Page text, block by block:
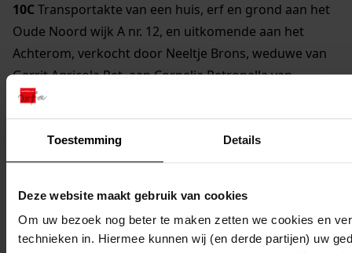
Toestemming Details
Deze website maakt gebruik van cookies
Om uw bezoek nog beter te maken zetten we cookies en
technieken in. Hiermee kunnen wij (en derde partijen) uw
10C Transportakte van een huis, erf en grond aan het
Oude Noord wijk A nr. 12, en uitkomende aan het
Achterom, verkocht door Neeltje Brons, weduwe van
Gerrit Agricola Pet, aan Cornelia Petronella van
Loosen, echtgenote van Samuel Snouck van Loosen, te
Enkhuizen, 16 mei 1828
Transportakte van een stal aan de westzijde van
het Achterom, verkocht door Anthony Waardenburgh
Transportakte van een pakhuis en grond op de
hoek van de Vrouwesteeg, verkocht door Jan Edingh